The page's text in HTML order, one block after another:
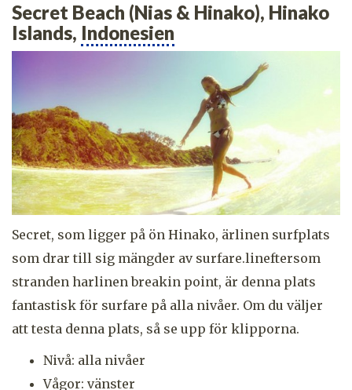
Secret Beach (Nias & Hinako), Hinako
Islands, Indonesien
Secret, som ligger på ön Hinako, ärlinen surfplats
som drar till sig mängder av surfare.lineftersom
stranden harlinen breakin point, är denna plats
fantastisk för surfare på alla nivåer. Om du väljer
att testa denna plats, så se upp för klipporna.
Nivå: alla nivåer
Vågor: vänster